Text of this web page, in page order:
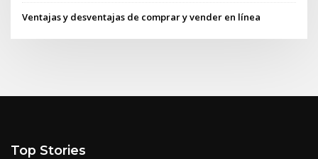
Ventajas y desventajas de comprar y vender en línea
Top Stories